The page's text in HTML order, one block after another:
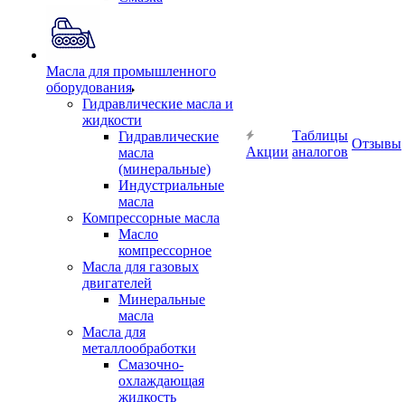
Масла для промышленного
оборудования
Гидравлические масла и
жидкости
Гидравлические
масла
(минеральные)
Индустриальные
масла
Компрессорные масла
Масло
компрессорное
Масла для газовых
двигателей
Минеральные
масла
Масла для
металлообработки
Смазочно-
охлаждающая
жидкость
Акции
Таблицы
аналогов
Отзывы